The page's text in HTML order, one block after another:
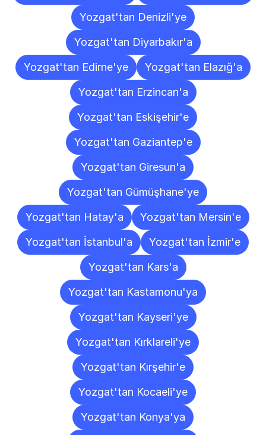
Yozgat'tan Denizli'ye
Yozgat'tan Diyarbakır'a
Yozgat'tan Edirne'ye
Yozgat'tan Elazığ'a
Yozgat'tan Erzincan'a
Yozgat'tan Eskişehir'e
Yozgat'tan Gaziantep'e
Yozgat'tan Giresun'a
Yozgat'tan Gümüşhane'ye
Yozgat'tan Hatay'a
Yozgat'tan Mersin'e
Yozgat'tan İstanbul'a
Yozgat'tan İzmir'e
Yozgat'tan Kars'a
Yozgat'tan Kastamonu'ya
Yozgat'tan Kayseri'ye
Yozgat'tan Kırklareli'ye
Yozgat'tan Kırşehir'e
Yozgat'tan Kocaeli'ye
Yozgat'tan Konya'ya